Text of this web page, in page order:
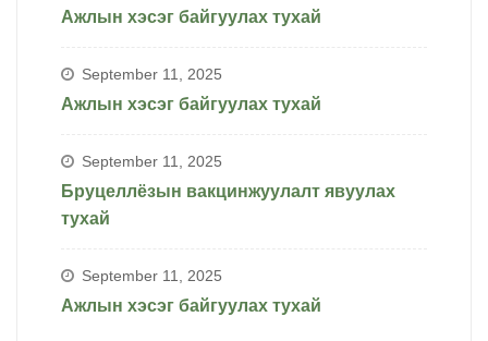
Ажлын хэсэг байгуулах тухай
September 11, 2025
Ажлын хэсэг байгуулах тухай
September 11, 2025
Бруцеллёзын вакцинжуулалт явуулах
тухай
September 11, 2025
Ажлын хэсэг байгуулах тухай